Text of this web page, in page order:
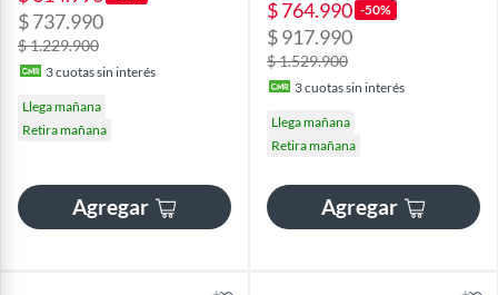
$ 737.990
$ 1.229.900
3cuotas sin interés
Llega mañana
Retira mañana
Agregar
$ 764.990 -50%
$ 917.990
$ 1.529.900
3cuotas sin interés
Llega mañana
Retira mañana
Agregar